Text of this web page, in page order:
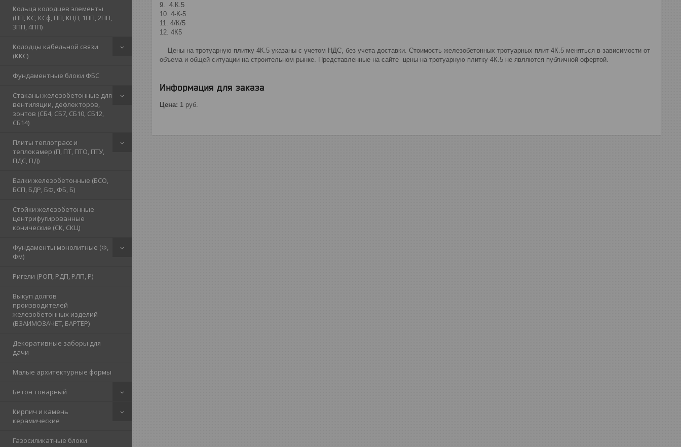
Кольца колодцев элементы
(ПП, КС, КСф, ПП, КЦП, 1ПП, 2ПП,
3ПП, 4ПП)
Колодцы кабельной связи
(ККС)
Фундаментные блоки ФБС
Стаканы железобетонные для
вентиляции, дефлекторов,
зонтов (СБ4, СБ7, СБ10, СБ12,
СБ14)
Плиты теплотрасс и
теплокамер (П, ПТ, ПТО, ПТУ,
ПДС, ПД)
Балки железобетонные (БСО,
БСП, БДР, БФ, ФБ, Б)
Стойки железобетонные
центрифугированные
конические (СК, СКЦ)
Фундаменты монолитные (Ф,
Фм)
Ригели (РОП, РДП, РЛП, Р)
Выкуп долгов
производителей
железобетонных изделий
(ВЗАИМОЗАЧЁТ, БАРТЕР)
Декоративные заборы для
дачи
Малые архитектурные формы
Бетон товарный
Кирпич и камень
керамические
Газосиликатные блоки
9. 4.К.5
10. 4-К-5
11. 4/К/5
12. 4К5
Цены на тротуарную плитку 4К.5 указаны с учетом НДС, без учета доставки. Стоимость железобетонных тротуарных плит 4К.5 меняться в зависимости от
объема и общей ситуации на строительном рынке. Представленные на сайте цены на тротуарную плитку 4К.5 не являются публичной офертой.
Информация для заказа
Цена: 1 руб.